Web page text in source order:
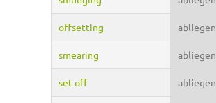
offsetting abliegen
smearing abliegen
set off abliegen